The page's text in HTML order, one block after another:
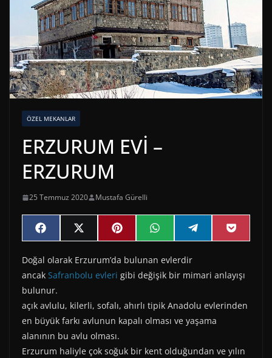
ÖZEL MEKANLAR
ERZURUM EVİ –
ERZURUM
25 Temmuz 2020 Mustafa Gürelli
Share
on
F
a
e
b
o
o
k
Share
on
X
(
w
i
t
e
r
)
Share
on
P
i
t
e
r
s
t
Share
on
W
h
t
s
A
p
Share
on
e
g
r
m
Share
on
P
o
e
t
Doğal olarak Erzurum’da bulunan evlerdir
ancak Safranbolu evleri gibi değişik bir mimari anlayışı
bulunur.
açık avlulu, kilerli, sofalı, ahırlı tipik Anadolu evlerinden
en büyük farkı avlunun kapalı olması ve yaşama
alanının bu avlu olması.
Erzurum haliyle çok soğuk bir kent olduğundan ve yılın